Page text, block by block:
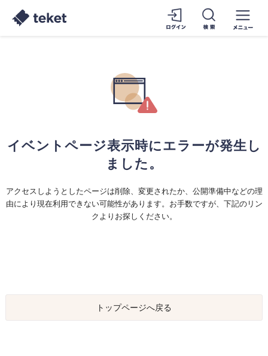
イベントページ表示時にエラーが発生し
ました。
アクセスしようとしたページは削除、変更されたか、公開準備中などの理
由により現在利用できない可能性があります。お手数ですが、下記のリン
クよりお探しください。
トップページへ戻る